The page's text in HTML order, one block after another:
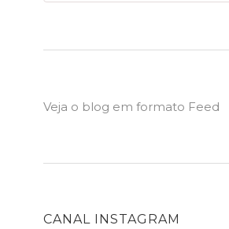
Veja o blog em formato Feed
CANAL INSTAGRAM